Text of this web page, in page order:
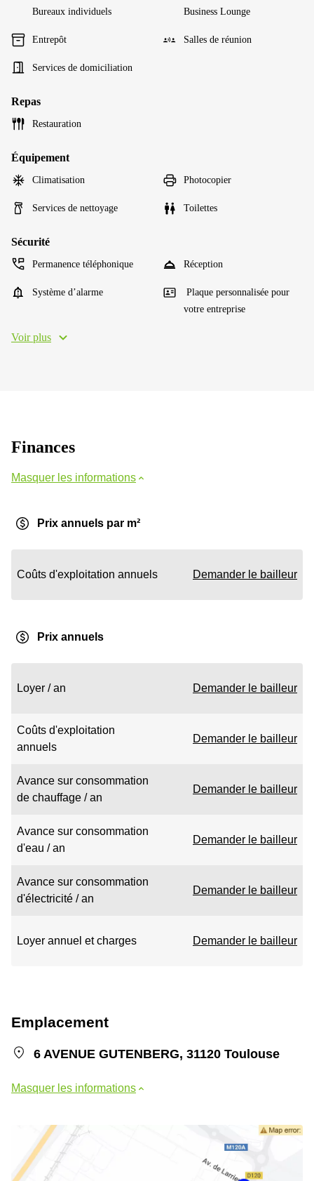
Bureaux individuels Business Lounge
Entrepôt Salles de réunion
Services de domiciliation
Repas
Restauration
Équipement
Climatisation Photocopier
Services de nettoyage Toilettes
Sécurité
Permanence téléphonique Réception
Système d’alarme
Plaque personnalisée pour
votre entreprise
Voir plus
Finances
Masquer les informations
Prix annuels par m²
Coûts d'exploitation annuels Demander le bailleur
Prix annuels
Loyer / an Demander le bailleur
Coûts d'exploitation
annuels
Demander le bailleur
Avance sur consommation
de chauffage / an
Demander le bailleur
Avance sur consommation
d'eau / an
Demander le bailleur
Avance sur consommation
d'électricité / an
Demander le bailleur
Loyer annuel et charges Demander le bailleur
Emplacement
6 AVENUE GUTENBERG, 31120 Toulouse
Masquer les informations